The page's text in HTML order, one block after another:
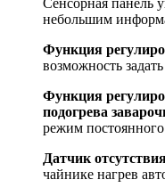
Сенсорная панель
небольшим
Функция
возможность
Функция
подогрева
режим
Датчик
чайнике нагрев